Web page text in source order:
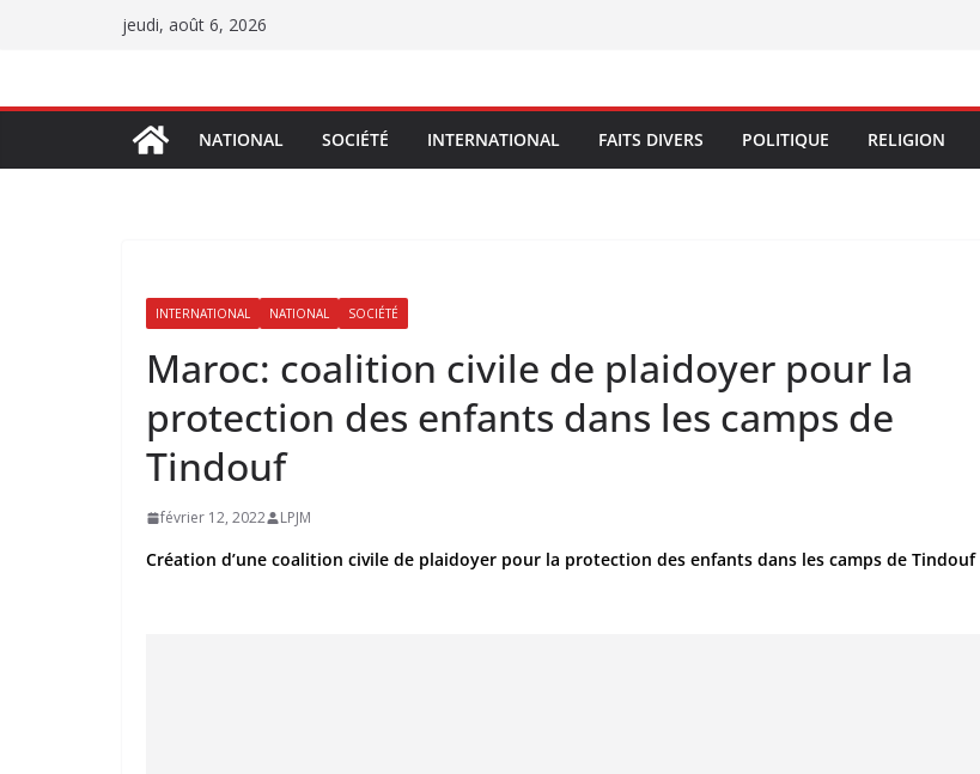
jeudi, août 6, 2026
NATIONAL SOCIÉTÉ INTERNATIONAL FAITS DIVERS POLITIQUE RELIGION
INTERNATIONAL NATIONAL SOCIÉTÉ
Maroc: coalition civile de plaidoyer pour la
protection des enfants dans les camps de
Tindouf
février 12, 2022 LPJM
Création d’une coalition civile de plaidoyer pour la protection des enfants dans les camps de Tindouf